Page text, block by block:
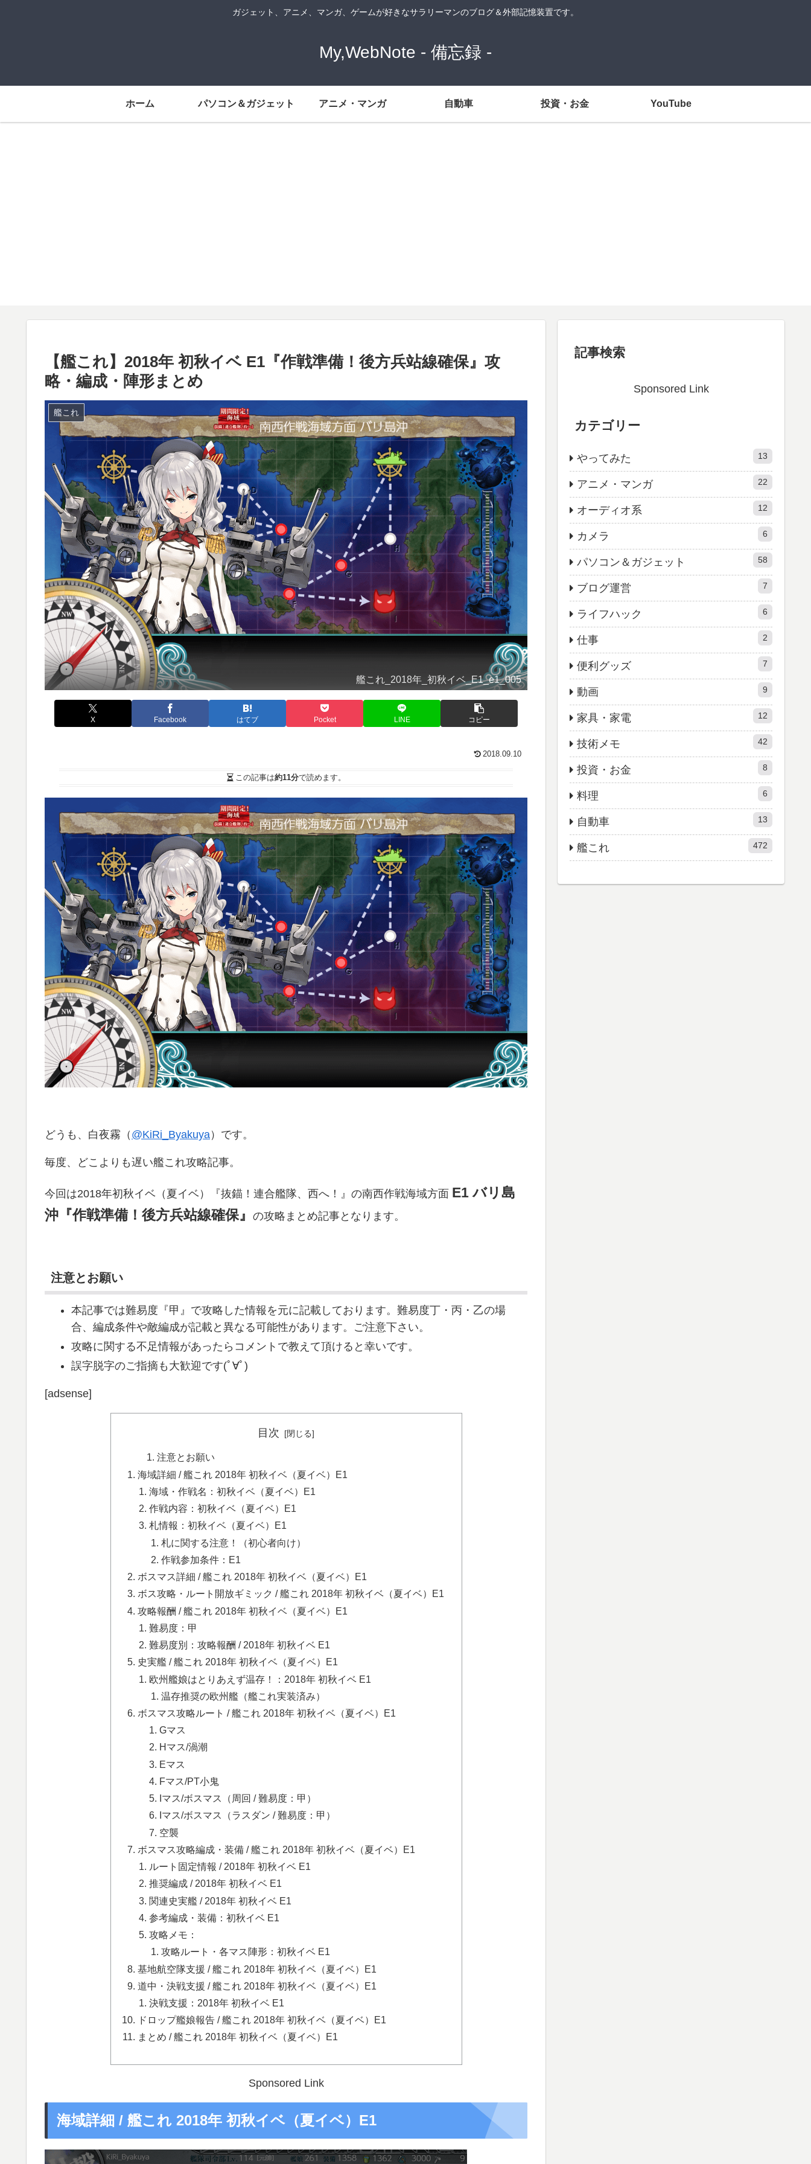
ガジェット、アニメ、マンガ、ゲームが好きなサラリーマンのブログ＆外部記憶装置です。
My,WebNote - 備忘録 -
ホーム パソコン＆ガジェット アニメ・マンガ 自動車 投資・お金 YouTube
【艦これ】2018年 初秋イベ E1『作戦準備！後方兵站線確保』攻
略・編成・陣形まとめ
艦これ
艦これ_2018年_初秋イベ_E1_e1_005
X Facebook はてブ Pocket LINE コピー
2018.09.10
この記事は約11分で読めます。
どうも、白夜霧（ @KiRi_Byakuya）です。
毎度、どこよりも遅い艦これ攻略記事。
今回は2018年初秋イベ（夏イベ）『抜錨！連合艦隊、西へ！』の南西作戦海域方面 E1 バリ島
沖『作戦準備！後方兵站線確保』
の攻略まとめ記事となります。
注意とお願い
本記事では難易度『甲』で攻略した情報を元に記載しております。難易度丁・丙・乙の場
合、編成条件や敵編成が記載と異なる可能性があります。ご注意下さい。
攻略に関する不足情報があったらコメントで教えて頂けると幸いです。
誤字脱字のご指摘も大歓迎です(ﾟ∀ﾟ)
[adsense]
目次
注意とお願い
海域詳細 / 艦これ 2018年 初秋イベ（夏イベ）E1
海域・作戦名：初秋イベ（夏イベ）E1
作戦内容：初秋イベ（夏イベ）E1
札情報：初秋イベ（夏イベ）E1
札に関する注意！（初心者向け）
作戦参加条件：E1
ボスマス詳細 / 艦これ 2018年 初秋イベ（夏イベ）E1
ボス攻略・ルート開放ギミック / 艦これ 2018年 初秋イベ（夏イベ）E1
攻略報酬 / 艦これ 2018年 初秋イベ（夏イベ）E1
難易度：甲
難易度別：攻略報酬 / 2018年 初秋イベ E1
史実艦 / 艦これ 2018年 初秋イベ（夏イベ）E1
欧州艦娘はとりあえず温存！：2018年 初秋イベ E1
温存推奨の欧州艦（艦これ実装済み）
ボスマス攻略ルート / 艦これ 2018年 初秋イベ（夏イベ）E1
Gマス
Hマス/渦潮
Eマス
Fマス/PT小鬼
Iマス/ボスマス（周回 / 難易度：甲）
Iマス/ボスマス（ラスダン / 難易度：甲）
空襲
ボスマス攻略編成・装備 / 艦これ 2018年 初秋イベ（夏イベ）E1
ルート固定情報 / 2018年 初秋イベ E1
推奨編成 / 2018年 初秋イベ E1
関連史実艦 / 2018年 初秋イベ E1
参考編成・装備：初秋イベ E1
攻略メモ：
攻略ルート・各マス陣形：初秋イベ E1
基地航空隊支援 / 艦これ 2018年 初秋イベ（夏イベ）E1
道中・決戦支援 / 艦これ 2018年 初秋イベ（夏イベ）E1
決戦支援：2018年 初秋イベ E1
ドロップ艦娘報告 / 艦これ 2018年 初秋イベ（夏イベ）E1
まとめ / 艦これ 2018年 初秋イベ（夏イベ）E1
Sponsored Link
海域詳細 / 艦これ 2018年 初秋イベ（夏イベ）E1
記事検索
Sponsored Link
カテゴリー
やってみた 13
アニメ・マンガ 22
オーディオ系 12
カメラ 6
パソコン＆ガジェット 58
ブログ運営 7
ライフハック 6
仕事 2
便利グッズ 7
動画 9
家具・家電 12
技術メモ 42
投資・お金 8
料理 6
自動車 13
艦これ 472